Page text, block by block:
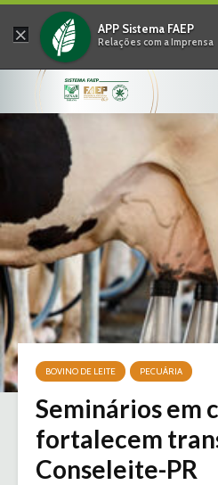
× APP Sistema FAEP
Relações com a Imprensa
BOVINO DE LEITE PECUÁRIA
Seminários em
fortalecem
Conseleite-PR